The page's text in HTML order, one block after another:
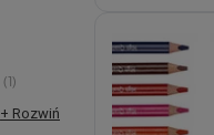
1
+ Rozwiń